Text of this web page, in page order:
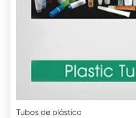
Tubos de plástico